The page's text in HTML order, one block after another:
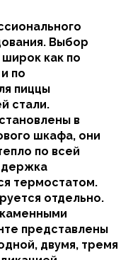
Выбор
как по
по
пиццы
стали.
в
шкафа, они
по всей
термостатом.
отдельно.
представлены
двумя, тремя